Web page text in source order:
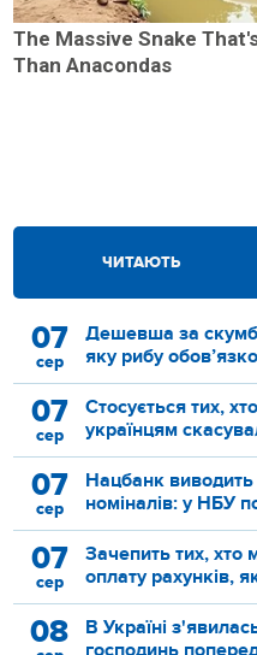
ЧИТАЮТЬ
07
сер
Дешевша за
яку рибу
07
сер
Стосується тих,
українцям
07
сер
Нацбанк виводить
номіналів: у НБУ
07
сер
Зачепить тих, хто
оплату рахунків,
08
В Україні
The Massive Snake
Than Anacondas